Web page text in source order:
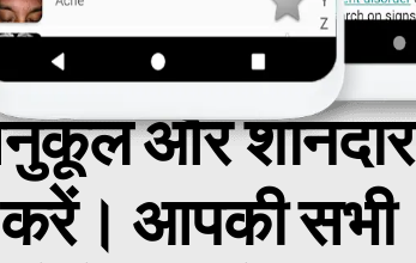
और शानदार
आपकी सभी